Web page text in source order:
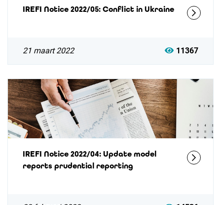
IREFI Notice 2022/05: Conflict in Ukraine
21 maart 2022 11367
IREFI Notice 2022/04: Update model
reports prudential reporting